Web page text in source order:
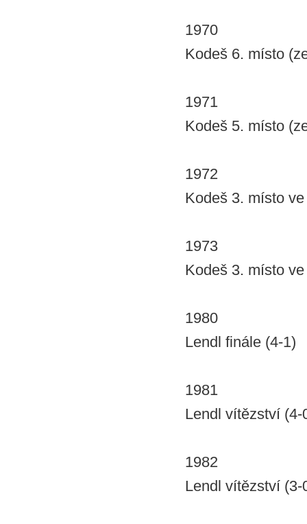
1970
Kodeš 6. místo
1971
Kodeš 5. místo
1972
Kodeš 3. místo
1973
Kodeš 3. místo
1980
Lendl finále (4-1)
1981
Lendl vítězství (4-
1982
Lendl vítězství (3-